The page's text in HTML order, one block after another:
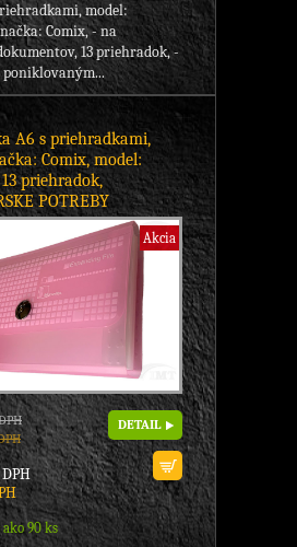
model:
Comix, - na
13 priehradok, -
A6 s priehradkami,
Comix, model:
priehradok,
POTREBY
Akcia
90 ks
DETAIL